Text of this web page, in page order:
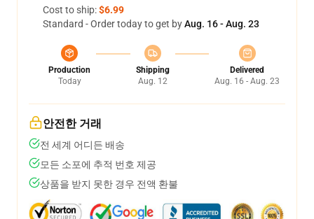
Cost to ship:$6.99
Standard - Order today to get byAug. 16 - Aug. 23
Production
Today
Shipping
Aug. 12
Delivered
Aug. 16 - Aug. 23
안전한 거래
전 세계 어디든 배송
모든 소포에 추적 번호 제공
상품을 받지 못한 경우 전액 환불